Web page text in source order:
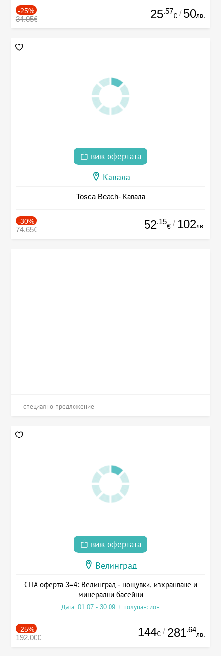
-25%
34.05€ 25.57
€ / 50лв.
виж офертата
Кавала
Tosca Beach- Кавала
-30%
74.65€ 52.15
€ / 102лв.
специално предложение
виж офертата
Велинград
СПА оферта 3=4: Велинград - нощувки, изхранване и
минерални басейни
Дата: 01.07 - 30.09 + полупансион
-25%
192.00€ 144€ / 281.64
лв.